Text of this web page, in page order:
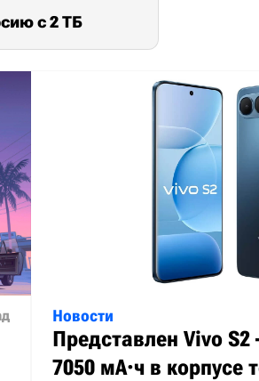
с 2 ТБ
Новости
Представлен Vivo S2
7050 мА·ч в корпусе